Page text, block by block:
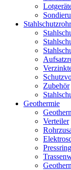
Zubehör
Geothermie
Verteiler